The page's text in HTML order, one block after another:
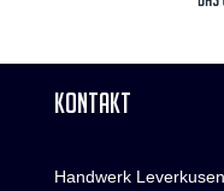
KONTAKT
Handwerk Leverkusen